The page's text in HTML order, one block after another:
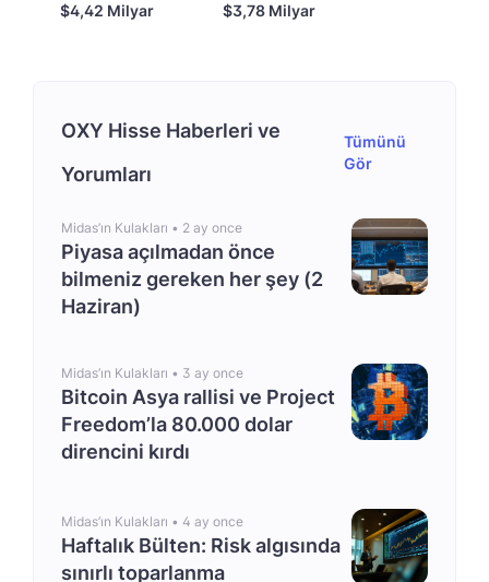
$4,42 Milyar
$3,78 Milyar
OXY Hisse Haberleri ve
Yorumları
Tümünü
Gör
Midas’ın Kulakları • 2 ay once
Piyasa açılmadan önce
bilmeniz gereken her şey (2
Haziran)
Midas’ın Kulakları • 3 ay once
Bitcoin Asya rallisi ve Project
Freedom’la 80.000 dolar
direncini kırdı
Midas’ın Kulakları • 4 ay once
Haftalık Bülten: Risk algısında
sınırlı toparlanma